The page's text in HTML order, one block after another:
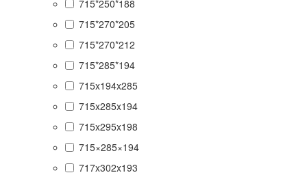
715*250*188
715*270*205
715*270*212
715*285*194
715x194x285
715x285x194
715x295x198
715×285×194
717x302x193